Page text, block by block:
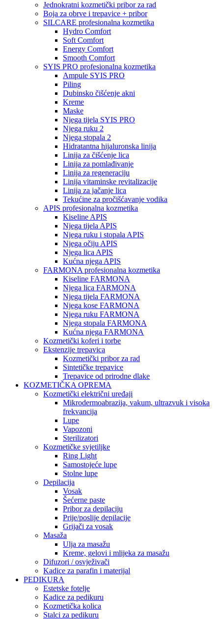
Jednokratni kozmetički pribor za rad
Boja za obrve i trepavice + pribor
SILCARE profesionalna kozmetika
Hydro Comfort
Soft Comfort
Energy Comfort
Smooth Comfort
SYIS PRO profesionalna kozmetika
Ampule SYIS PRO
Piling
Dubinsko čišćenje akni
Kreme
Maske
Njega tijela SYIS PRO
Njega ruku 2
Njega stopala 2
Hidratantna hijaluronska linija
Linija za čišćenje lica
Linija za pomlađivanje
Linija za regeneraciju
Linija vitaminske revitalizacije
Linija za jačanje lica
Tekućine za pročišćavanje vodika
APIS profesionalna kozmetika
Kiseline APIS
Njega tijela APIS
Njega ruku i stopala APIS
Njega očiju APIS
Njega lica APIS
Kućna njega APIS
FARMONA profesionalna kozmetika
Kiseline FARMONA
Njega lica FARMONA
Njega tijela FARMONA
Njega kose FARMONA
Njega ruku FARMONA
Njega stopala FARMONA
Kućna njega FARMONA
Kozmetički koferi i torbe
Ekstenzije trepavica
Kozmetički pribor za rad
Sintetičke trepavice
Trepavice od prirodne dlake
KOZMETIČKA OPREMA
Kozmetički električni uređaji
Mikrodermoabrazija, vakum, ultrazvuk i visoka
frekvancija
Lupe
Vapozoni
Sterilizatori
Kozmetičke svjetiljke
Ring Light
Samostojeće lupe
Stolne lupe
Depilacija
Vosak
Šećerne paste
Pribor za depilaciju
Prije/poslije depilacije
Grijači za vosak
Masaža
Ulja za masažu
Kreme, gelovi i mlijeka za masažu
Difuzori / osvježivači
Kadice za parafin i materijal
PEDIKURA
Estetske fotelje
Kadice za pedikuru
Kozmetička kolica
Stalci za pedikuru